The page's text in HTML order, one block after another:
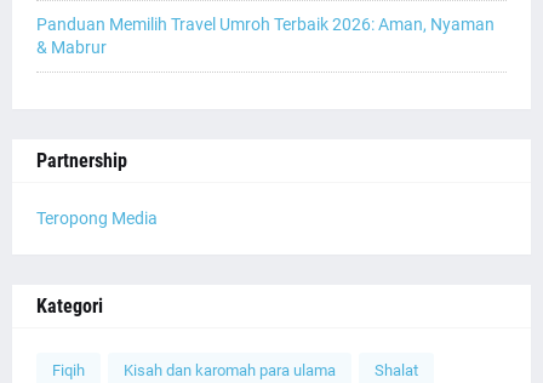
Panduan Memilih Travel Umroh Terbaik 2026: Aman, Nyaman
& Mabrur
Partnership
Teropong Media
Kategori
Fiqih Kisah dan karomah para ulama Shalat